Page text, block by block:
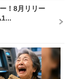
！8月リリー
1...